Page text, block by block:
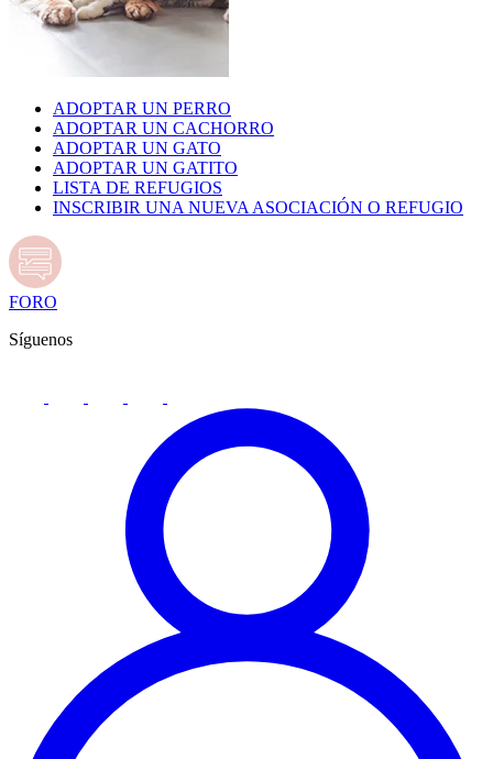
ADOPTAR UN PERRO
ADOPTAR UN CACHORRO
ADOPTAR UN GATO
ADOPTAR UN GATITO
LISTA DE REFUGIOS
INSCRIBIR UNA NUEVA ASOCIACIÓN O REFUGIO
FORO
Síguenos